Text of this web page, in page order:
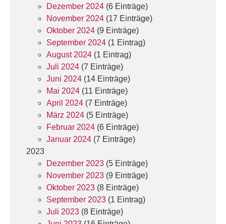
Dezember 2024 (6 Einträge)
November 2024 (17 Einträge)
Oktober 2024 (9 Einträge)
September 2024 (1 Eintrag)
August 2024 (1 Eintrag)
Juli 2024 (7 Einträge)
Juni 2024 (14 Einträge)
Mai 2024 (11 Einträge)
April 2024 (7 Einträge)
März 2024 (5 Einträge)
Februar 2024 (6 Einträge)
Januar 2024 (7 Einträge)
2023
Dezember 2023 (5 Einträge)
November 2023 (9 Einträge)
Oktober 2023 (8 Einträge)
September 2023 (1 Eintrag)
Juli 2023 (8 Einträge)